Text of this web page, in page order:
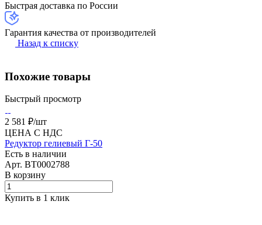
Быстрая доставка по России
Гарантия качества от производителей
Назад к списку
Похожие товары
Быстрый просмотр
2 581 ₽/шт
ЦЕНА С НДС
Редуктор гелиевый Г-50
Есть в наличии
Арт. BT0002788
В корзину
Купить в 1 клик